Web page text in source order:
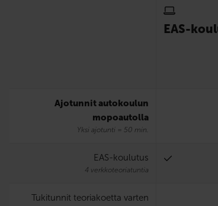
EAS-
Ajotunnit autokoulun
mopoautolla
Yksi ajotunti = 50 min.
EAS-koulutus
4 verkkoteoriatuntia
Tukitunnit teoriakoetta varten